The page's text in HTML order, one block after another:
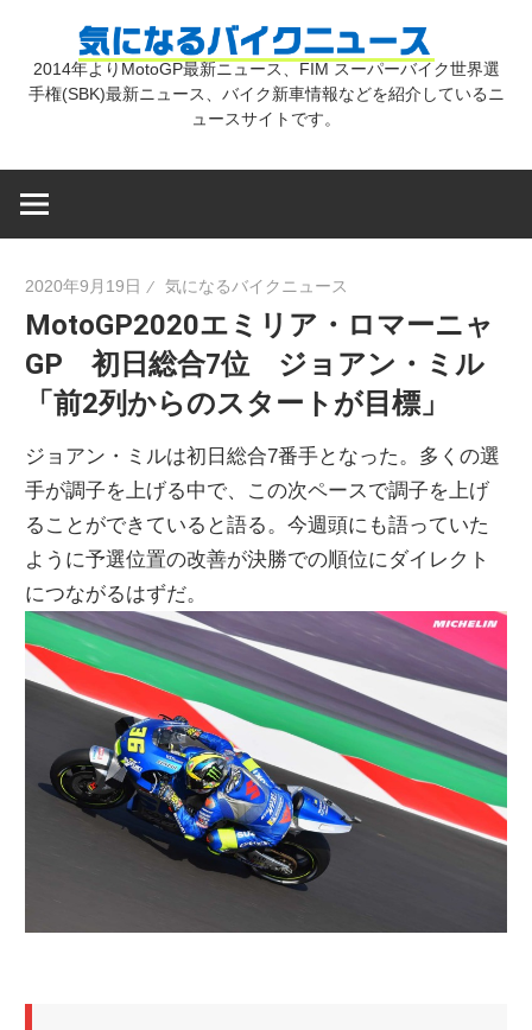
気
バ
ク
ニ
ュ
ー
ス
2014年よりMotoGP最新ニュース、FIM スーパーバイク世界選
手権(SBK)最新ニュース、バイク新車情報などを紹介しているニ
ュースサイトです。
2020年9月19日 気になるバイクニュース
MotoGP2020エミリア・ロマーニャ
GP 初日総合7位 ジョアン・ミル
「前2列からのスタートが目標」
ジョアン・ミルは初日総合7番手となった。多くの選
手が調子を上げる中で、この次ペースで調子を上げ
ることができていると語る。今週頭にも語っていた
ように予選位置の改善が決勝での順位にダイレクト
につながるはずだ。